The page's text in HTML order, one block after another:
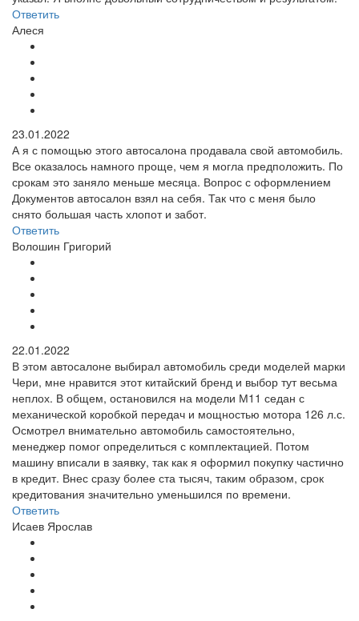
Ответить
Алеся
23.01.2022
А я с помощью этого автосалона продавала свой автомобиль.
Все оказалось намного проще, чем я могла предположить. По
срокам это заняло меньше месяца. Вопрос с оформлением
Документов автосалон взял на себя. Так что с меня было
снято большая часть хлопот и забот.
Ответить
Волошин Григорий
22.01.2022
В этом автосалоне выбирал автомобиль среди моделей марки
Чери, мне нравится этот китайский бренд и выбор тут весьма
неплох. В общем, остановился на модели М11 седан с
механической коробкой передач и мощностью мотора 126 л.с.
Осмотрел внимательно автомобиль самостоятельно,
менеджер помог определиться с комплектацией. Потом
машину вписали в заявку, так как я оформил покупку частично
в кредит. Внес сразу более ста тысяч, таким образом, срок
кредитования значительно уменьшился по времени.
Ответить
Исаев Ярослав